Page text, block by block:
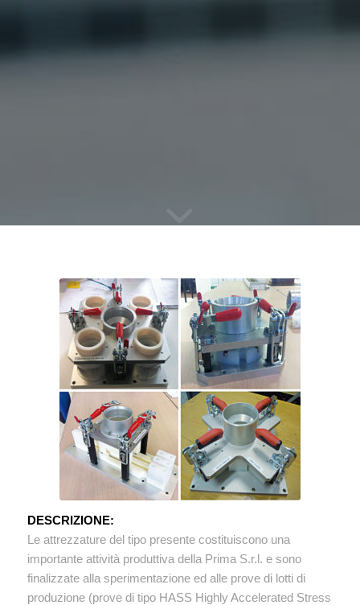
DESCRIZIONE:
Le attrezzature del tipo presente costituiscono una
importante attività produttiva della Prima S.r.l. e sono
finalizzate alla sperimentazione ed alle prove di lotti di
produzione (prove di tipo HASS Highly Accelerated Stress